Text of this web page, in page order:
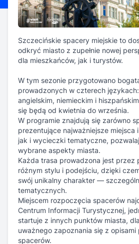
odkryć miasto z zupełnie nowej
dla mieszkańców, jak i turystów.
prowadzonych w czterech
angielskim, niemieckim i
się będą od kwietnia do września.
prezentujące najważniejsze miejsca
jak i wycieczki tematyczne,
wybrane aspekty miasta.
Każda trasa prowadzona jest przez
różnym stylu i podejściu, dzięki
swój unikalny charakter —
tematycznych.
Miejscem rozpoczęcia spacerów
Centrum Informacji Turystycznej,
startuje z innych punktów miasta,
uważnego zapoznania się z opisami
spacerów.
Ceny udziału są zróżnicowane i
za osobę.
Rejestracja